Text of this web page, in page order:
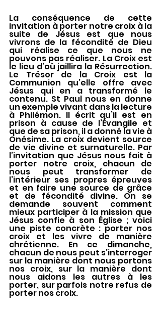
La conséquence de cette
invitation à porter notre croix à la
suite de Jésus est que nous
vivrons de la fécondité de Dieu
qui réalise ce que nous ne
pouvons pas réaliser. La Croix est
le lieu d’où jaillira la Résurrection.
Le Trésor de la Croix est la
Communion qu’elle offre avec
Jésus qui en a transformé le
contenu. St Paul nous en donne
un exemple vivant dans la lecture
à Philémon. Il écrit qu’il est en
prison à cause de l’Évangile et
que de sa prison, il a donné la vie à
Onésime. La croix devient source
de vie divine et surnaturelle. Par
l’invitation que Jésus nous fait à
porter notre croix, chacun de
nous peut transformer de
l’intérieur ses propres épreuves
et en faire une source de grâce
et de fécondité divine. On se
demande souvent comment
mieux participer à la mission que
Jésus confie à son Église ; voici
une piste concrète : porter nos
croix et les vivre de manière
chrétienne. En ce dimanche,
chacun de nous peut s’interroger
sur la manière dont nous portons
nos croix, sur la manière dont
nous aidons les autres à les
porter, sur parfois notre refus de
porter nos croix.